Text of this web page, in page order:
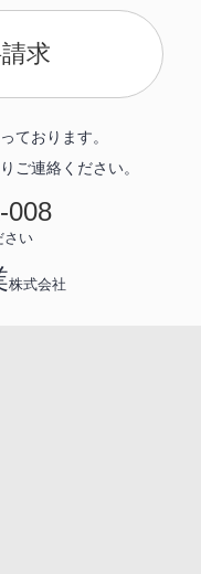
求
ております。
ご連絡ください。
008
さい
株式会社